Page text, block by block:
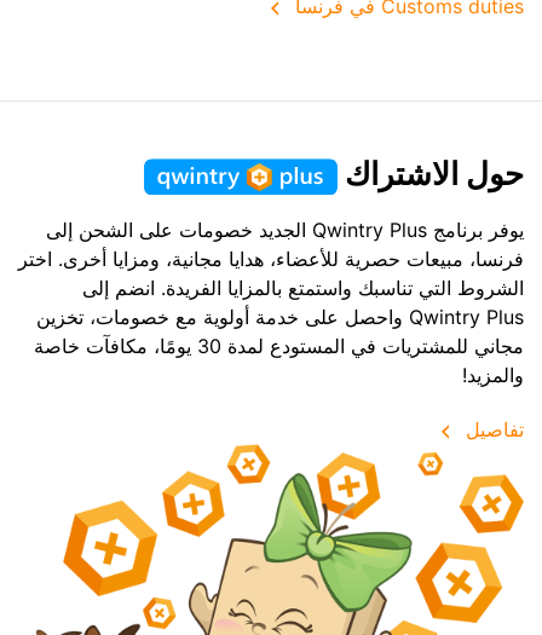
Customs duties في فرنسا
حول الاشتراك
يوفر برنامج Qwintry Plus الجديد خصومات على الشحن إلى
فرنسا، مبيعات حصرية للأعضاء، هدايا مجانية، ومزايا أخرى. اختر
الشروط التي تناسبك واستمتع بالمزايا الفريدة. انضم إلى
Qwintry Plus واحصل على خدمة أولوية مع خصومات، تخزين
مجاني للمشتريات في المستودع لمدة 30 يومًا، مكافآت خاصة
والمزيد!
تفاصيل